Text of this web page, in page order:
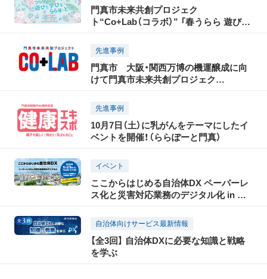
門真市未来共創プロジェク
ト“Co+Lab（コラボ）” 「春うらら 遊びと
先進事例
門真市 大阪・関西万博の機運醸成に向
けて門真市未来共創プロジェク
先進事例
10月7日（土）に乳がんをテーマにしたイ
ベントを開催！（ららぽーと門真）
イベント
ここからはじめる自治体DX ペーパーレ
ス化と災害対応業務のデジタル化 in 福
ル会場参加がおすすめ！
自治体向けサービス最新情報
【全3回】 自治体DXに必要な知識と戦略
を学ぶ